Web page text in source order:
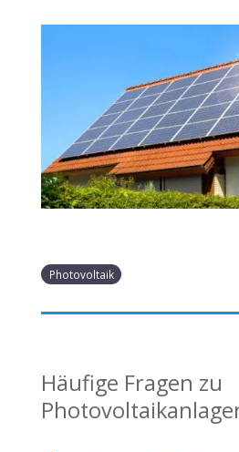
Photovoltaik
Häufige Fragen zu